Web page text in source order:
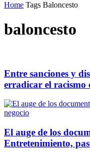
Home Tags Baloncesto
baloncesto
Entre sanciones y
erradicar el racismo
El auge de los
Entretenimiento,